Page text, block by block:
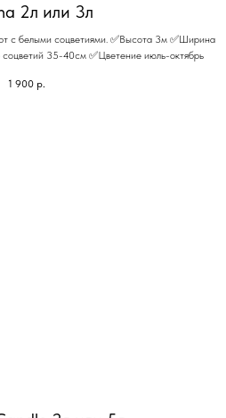
2л или 3л
с белыми соцветиями. ✅Высота 3м ✅Ширина
35-40см ✅Цветение июль-октябрь
1 900 р.